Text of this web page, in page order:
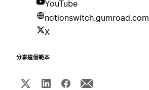
YouTube
notionswitch.gumroad.com
X
分享這個範本